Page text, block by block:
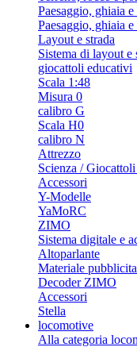
Paesaggio, ghiaia
Paesaggio, ghiaia
Layout e strada
Sistema di layout e
giocattoli educativi
Scala 1:48
Misura 0
calibro G
Scala H0
calibro N
Attrezzo
Scienza /
Accessori
Y-Modelle
YaMoRC
ZIMO
Sistema digitale e
Altoparlante
Materiale
Decoder ZIMO
Accessori
Stella
locomotive
Alla categoria